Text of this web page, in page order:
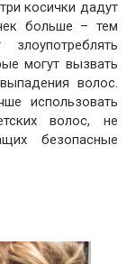
косички дадут
больше – тем
могут вызвать
волос.
использовать
волос, не
безопасные